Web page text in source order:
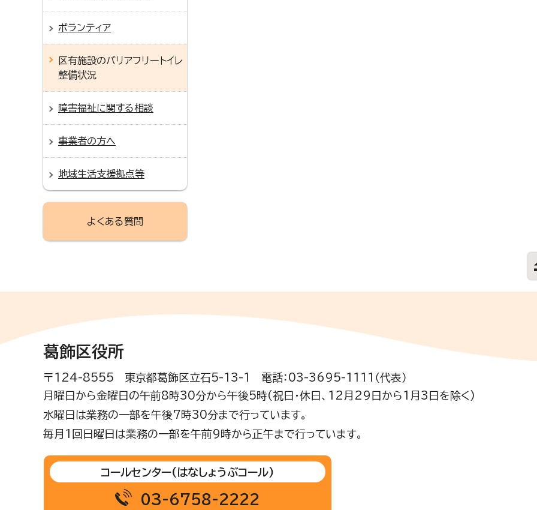
ボランティア
区有施設のバリアフリートイレ
整備状況
障害福祉に関する相談
事業者の方へ
地域生活支援拠点等
よくある質問
葛飾区役所
〒124-8555 東京都葛飾区立石5-13-1 電話：03-3695-1111（代表）
月曜日から金曜日の午前8時30分から午後5時(祝日・休日、12月29日から1月3日を除く)
水曜日は業務の一部を午後7時30分まで行っています。
毎月1回日曜日は業務の一部を午前9時から正午まで行っています。
コールセンター(はなしょうぶコール)
03-6758-2222